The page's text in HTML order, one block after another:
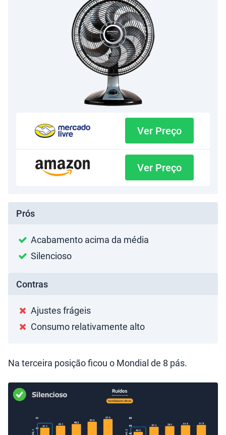
Ver Preço
Ver Preço
Prós
Acabamento acima da média
Silencioso
Contras
Ajustes frágeis
Consumo relativamente alto
Na terceira posição ficou o Mondial de 8 pás.